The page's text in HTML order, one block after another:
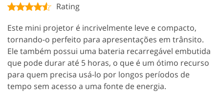
Rating
Este mini projetor é incrivelmente leve e compacto,
tornando-o perfeito para apresentações em trânsito.
Ele também possui uma bateria recarregável embutida
que pode durar até 5 horas, o que é um ótimo recurso
para quem precisa usá-lo por longos períodos de
tempo sem acesso a uma fonte de energia.